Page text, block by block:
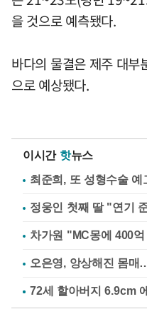
을 것으로 예측됐다.
바다의 물결은 제주 대
으로 예상됐다.
이시간 핫뉴스
최준희, 또 성형수술
정웅인 첫째 딸 "연기
오은영, 앙상해진 몸